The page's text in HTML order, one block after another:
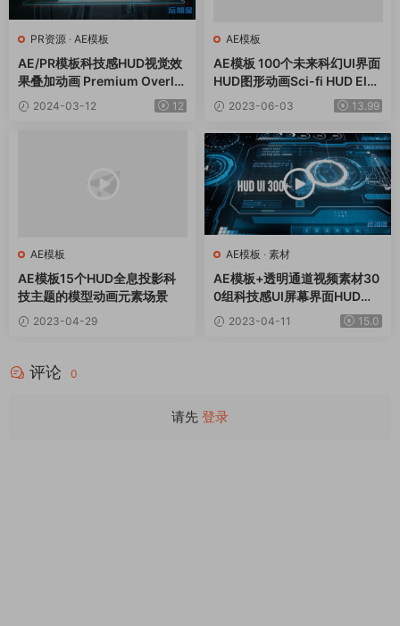
PR资源 · AE模板
AE/PR模板科技感HUD视觉效
果叠加动画 Premium Overla
ys HUD
2024-03-12 12
AE模板
AE模板 100个未来科幻UI界面
HUD图形动画Sci-fi HUD Ele
ments
2023-06-03 13.99
AE模板
AE模板15个HUD全息投影科
技主题的模型动画元素场景
2023-04-29
AE模板 · 素材
AE模板+透明通道视频素材30
0组科技感UI屏幕界面HUD图
形元素动画
2023-04-11 15.0
评论 0
请先 登录